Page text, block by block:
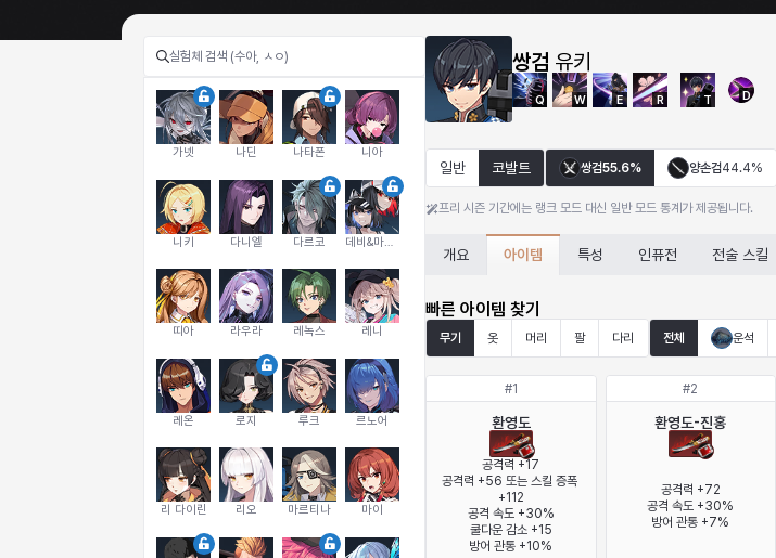
가넷 나딘 나타폰 니아
니키 다니엘 다르코
띠아 라우라 레녹스 레니
레온 로지 루크 르노어
리 다이린 리오 마르티나 마이
쌍검 유키
Q W E R T D
일반 코발트 쌍검55.6% 양손검44.4%
프리 시즌 기간에는 랭크 모드 대신 일반 모드 통계가 제공됩니다.
개요 아이템 특성 인퓨전 전술 스킬
빠른 아이템 찾기
무기 옷 머리 팔 다리 전체 운석
#1
환영도
공격력 +17
공격력 +56 또는 스킬 증폭
+112
공격 속도 +30%
쿨다운 감소 +15
방어 관통 +10%
#2
환영도-진홍
공격력 +72
공격 속도 +30%
방어 관통 +7%